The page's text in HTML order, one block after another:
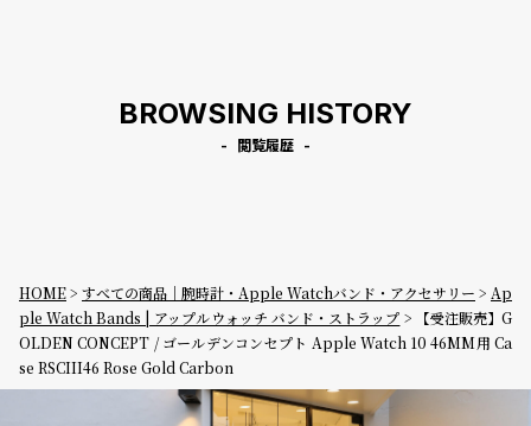
BROWSING HISTORY
閲覧履歴
HOME すべての商品｜腕時計・Apple Watchバンド・アクセサリー
Ap
ple Watch Bands | アップルウォッチ バンド・ストラップ
【受注販売】G
OLDEN CONCEPT / ゴールデンコンセプト Apple Watch 10 46MM用 Ca
se RSCIII46 Rose Gold Carbon